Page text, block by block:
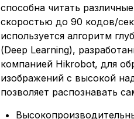
способна читать
скоростью до 90 кодов/
используется алгоритм
(Deep Learning),
компанией Hikrobot, для
изображений с высокой
позволяет распознавать